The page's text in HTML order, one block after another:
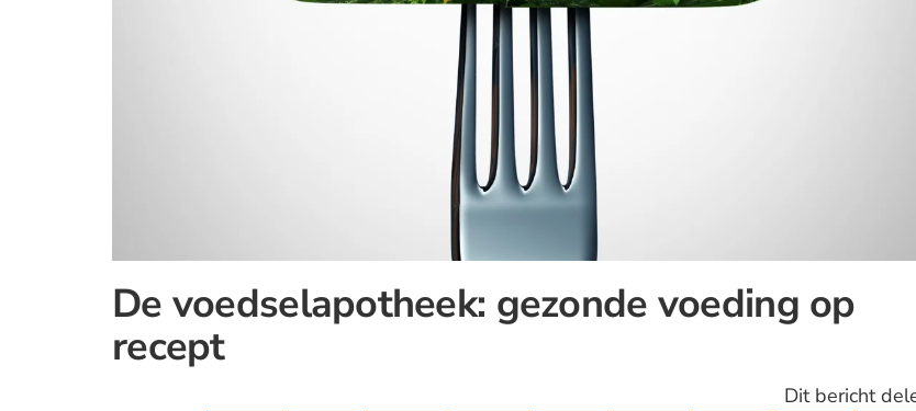
De voedselapotheek: gezonde voeding op
recept
Dit bericht